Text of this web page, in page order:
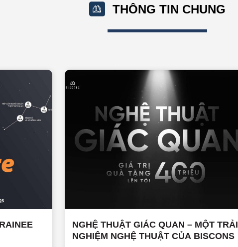
THÔNG TIN CHUNG
NGHỆ THUẬT GIÁC QUAN – MỘT TRẢI
NGHIỆM NGHỆ THUẬT CỦA BISCONS